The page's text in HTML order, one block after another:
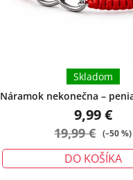
Náramok nekonečna –
ochrana - malý
Skladom
9,99 €
19,99 € (–50 %)
DO KOŠÍKA